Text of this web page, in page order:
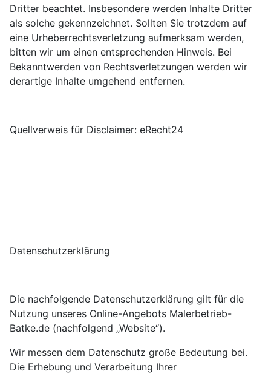
Dritter beachtet. Insbesondere werden Inhalte Dritter
als solche gekennzeichnet. Sollten Sie trotzdem auf
eine Urheberrechtsverletzung aufmerksam werden,
bitten wir um einen entsprechenden Hinweis. Bei
Bekanntwerden von Rechtsverletzungen werden wir
derartige Inhalte umgehend entfernen.
Quellverweis für Disclaimer: eRecht24
Datenschutzerklärung
Die nachfolgende Datenschutzerklärung gilt für die
Nutzung unseres Online-Angebots Malerbetrieb-
Batke.de (nachfolgend „Website“).
Wir messen dem Datenschutz große Bedeutung bei.
Die Erhebung und Verarbeitung Ihrer